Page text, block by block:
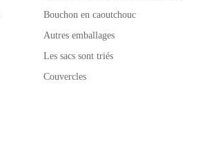
Bouchon en caoutchouc
Autres emballages
Les sacs sont triés
Couvercles